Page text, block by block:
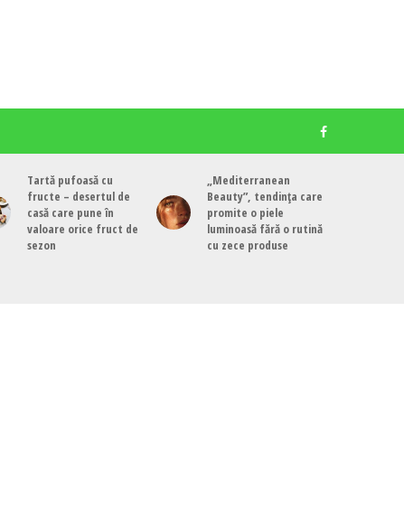
Tartă pufoasă cu
fructe – desertul de
casă care pune în
valoare orice fruct de
sezon
„Mediterranean
Beauty”, tendința care
promite o piele
luminoasă fără o rutină
cu zece produse